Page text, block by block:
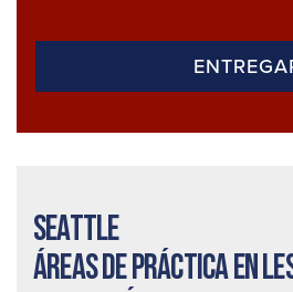
Seattle
Áreas de práctica en